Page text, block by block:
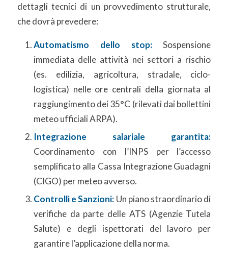
dettagli tecnici di un provvedimento strutturale,
che dovrà prevedere:
Automatismo dello stop:Sospensione
immediata delle attività nei settori a rischio
(es. edilizia, agricoltura, stradale, ciclo-
logistica) nelle ore centrali della giornata al
raggiungimento dei 35°C (rilevati dai bollettini
meteo ufficiali ARPA).
Integrazione salariale garantita:
Coordinamento con l’INPS per l’accesso
semplificato alla Cassa Integrazione Guadagni
(CIGO) per meteo avverso.
Controlli e Sanzioni: Un piano straordinario di
verifiche da parte delle ATS (Agenzie Tutela
Salute) e degli ispettorati del lavoro per
garantire l’applicazione della norma.